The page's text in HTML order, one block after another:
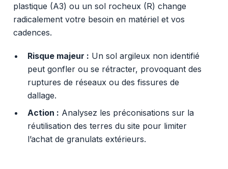
plastique (A3) ou un sol rocheux (R) change
radicalement votre besoin en matériel et vos
cadences.
Risque majeur : Un sol argileux non identifié
peut gonfler ou se rétracter, provoquant des
ruptures de réseaux ou des fissures de
dallage.
Action : Analysez les préconisations sur la
réutilisation des terres du site pour limiter
l’achat de granulats extérieurs.